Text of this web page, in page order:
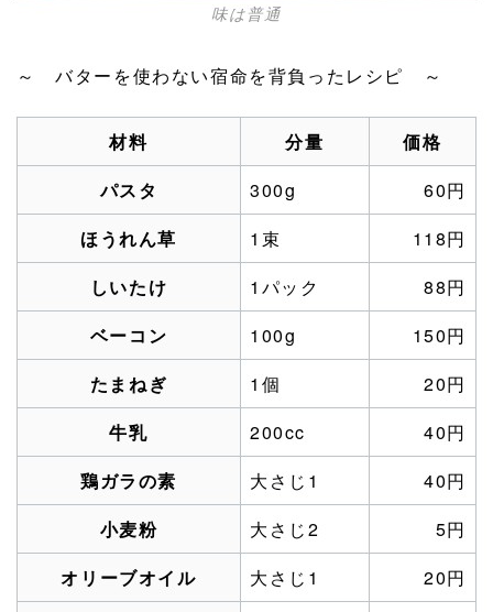
味は普通
～ バターを使わない宿命を背負ったレシピ ～
材料 分量
価格
パスタ
300g
60円
ほうれん草
1束
118円
しいたけ
1パック
88円
ベーコン
100g
150円
たまねぎ
1個
20円
牛乳
200cc
40円
鶏ガラの素
大さじ1
40円
小麦粉
大さじ2
5円
オリーブオイル
大さじ1 20円